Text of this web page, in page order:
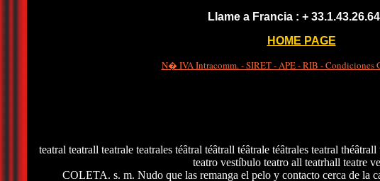
Llame a Francia : +
HOME PAGE
N� IVA Intracomm. - SIRET - APE - RIB - Condiciones
teatral teatrall teatrale teatrales téâtral téâtrall téâtrale téâtrales teatral
teatro vestíbulo teatro all teatrhall teatre
COLETA. s. m. Nudo que las remanga el pelo y contacto cerca de la